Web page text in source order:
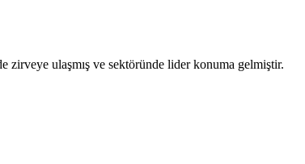
zirveye ulaşmış ve sektöründe lider konuma gelmiştir.